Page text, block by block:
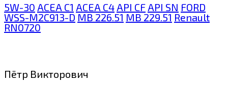
5W-30 ACEA C1 ACEA C4 API CF API SN FORD
WSS-M2C913-D MB 226.51 MB 229.51 Renault
RN0720
Пётр Викторович